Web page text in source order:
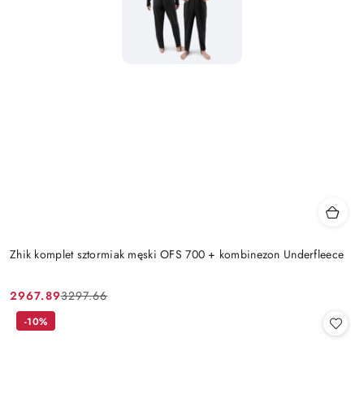
Zhik komplet sztormiak męski OFS 700 + kombinezon Underfleece
Cena
promocyjna:
2967.89
Cena
przed
3297.66
-10%